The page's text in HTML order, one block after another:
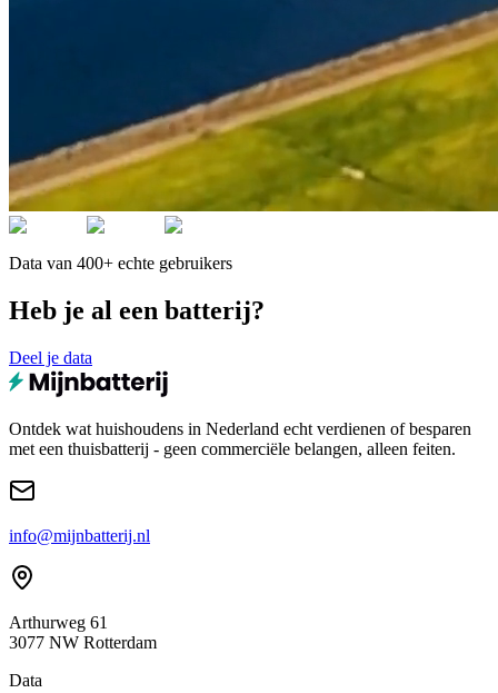
Data van 400+ echte gebruikers
Heb je al een batterij?
Deel je data
Ontdek wat huishoudens in Nederland echt verdienen of besparen
met een thuisbatterij - geen commerciële belangen, alleen feiten.
info@mijnbatterij.nl
Arthurweg 61
3077 NW Rotterdam
Data